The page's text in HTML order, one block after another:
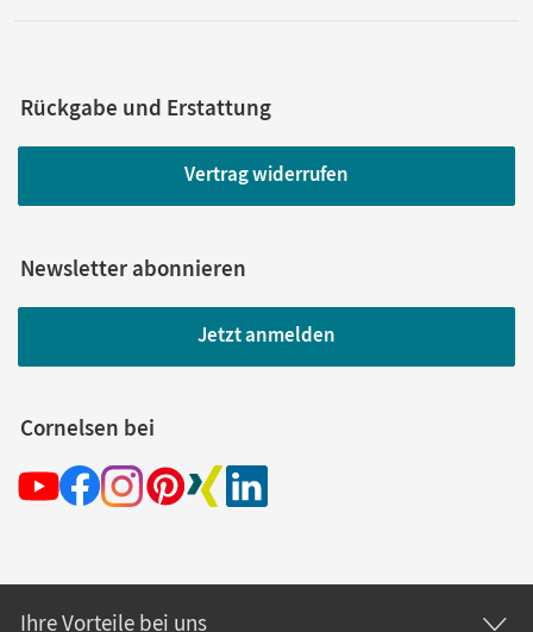
Rückgabe und Erstattung
Vertrag widerrufen
Newsletter abonnieren
Jetzt anmelden
Cornelsen bei
Ihre Vorteile bei uns